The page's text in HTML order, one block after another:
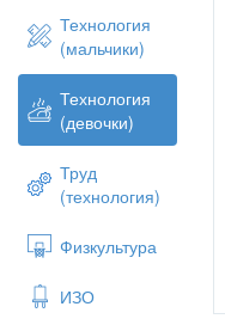
Технология
(мальчики)
Технология
(девочки)
Труд
(технология)
Физкультура
ИЗО